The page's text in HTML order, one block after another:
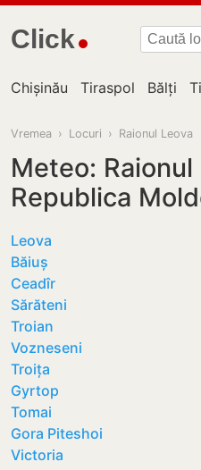
Click
Chișinău Tiraspol Bălți
Vremea › Locuri › Raionul Leova
Meteo: Raionul
Republica
Leova
Băiuș
Ceadîr
Sărăteni
Troian
Vozneseni
Troița
Gyrtop
Tomai
Gora Piteshoi
Victoria